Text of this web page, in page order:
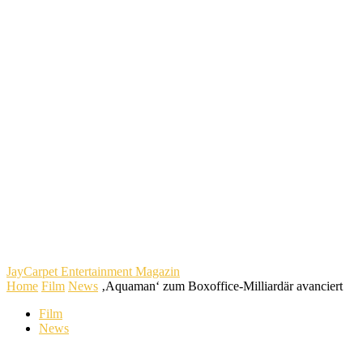
JayCarpet Entertainment Magazin
Home Film News ‚Aquaman‘ zum Boxoffice-Milliardär avanciert
Film
News